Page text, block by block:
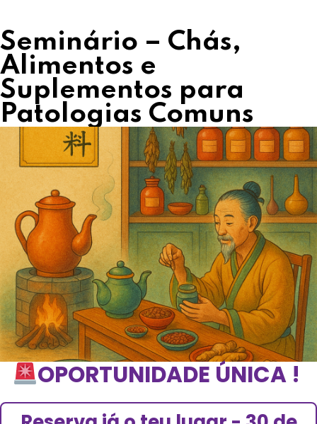
Seminário – Chás,
Alimentos e
Suplementos para
Patologias Comuns
OPORTUNIDADE ÚNICA !
APENAS